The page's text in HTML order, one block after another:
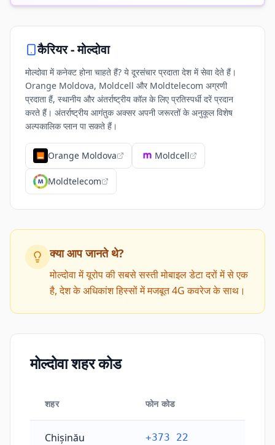
कैरियर -मोल्दोवा
मोल्दोवा में कनेक्ट होना चाहते हैं? ये दूरसंचार प्रदाता देश में सेवा देते हैं।
Orange Moldova, Moldcell और Moldtelecom अग्रणी
प्रदाता हैं, स्थानीय और अंतर्राष्ट्रीय कॉल के लिए प्रतिस्पर्धी दरें प्रदान
करते हैं। अंतर्राष्ट्रीय आगंतुक अक्सर अपनी जरूरतों के अनुकूल विशेष
अल्पकालिक प्लान पा सकते हैं।
Orange Moldova Moldcell
Moldtelecom
क्या आप जानते थे?
मोल्दोवा में यूरोप की सबसे सस्ती मोबाइल डेटा दरों में से एक
है, देश के अधिकांश हिस्सों में मजबूत 4G कवरेज के साथ।
मोल्दोवा शहर कोड
शहर फोन कोड
Chișinău +373 22